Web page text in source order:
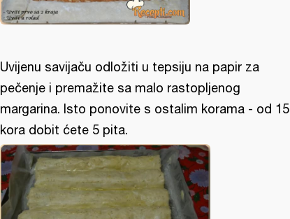
Uvijenu savijaču odložiti u tepsiju na papir za
pečenje i premažite sa malo rastopljenog
margarina. Isto ponovite s ostalim korama - od 15
kora dobit ćete 5 pita.